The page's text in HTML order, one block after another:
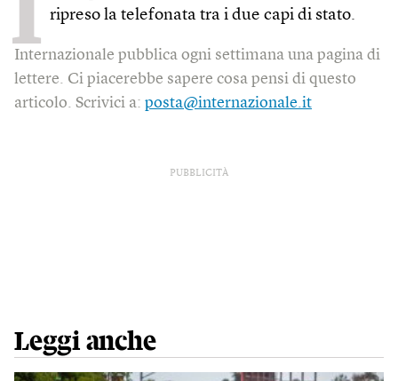
ripreso la telefonata tra i due capi di stato.
Internazionale pubblica ogni settimana una pagina di
lettere. Ci piacerebbe sapere cosa pensi di questo
articolo. Scrivici a: posta@internazionale.it
PUBBLICITÀ
Leggi anche